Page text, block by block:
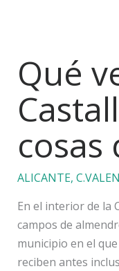
Qué
cosas
ALICANTE,
En el interior de la
campos de
municipio en el
reciben antes